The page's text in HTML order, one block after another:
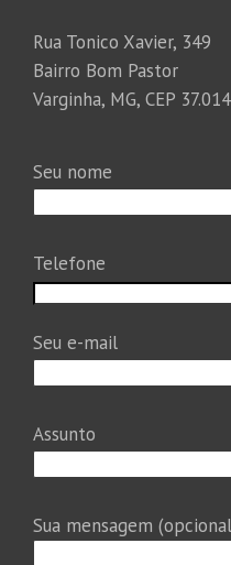
Rua Tonico Xavier, 349
Bairro Bom Pastor
Varginha, MG, CEP
Seu nome
Telefone
Seu e-mail
Assunto
Sua mensagem